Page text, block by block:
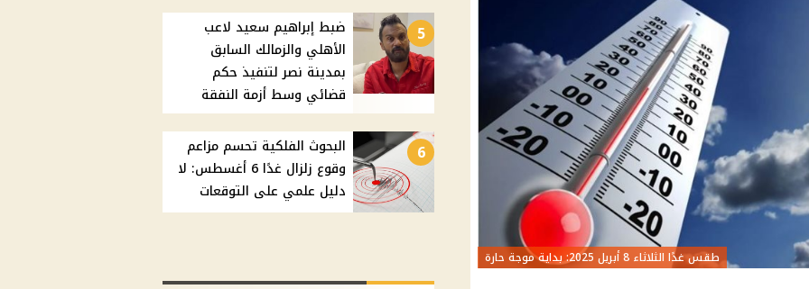
طقس غدًا الثلاثاء 8 أبريل 2025: بداية موجة حارة
5
ضبط إبراهيم سعيد لاعب
الأهلي والزمالك السابق
بمدينة نصر لتنفيذ حكم
قضائي وسط أزمة النفقة
6
البحوث الفلكية تحسم مزاعم
وقوع زلزال غدًا 6 أغسطس: لا
دليل علمي على التوقعات